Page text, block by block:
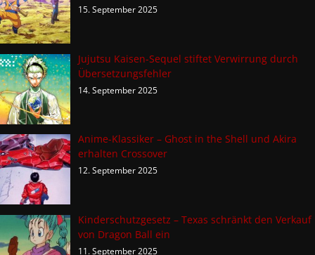
15. September 2025
Jujutsu Kaisen-Sequel stiftet Verwirrung durch
Übersetzungsfehler
14. September 2025
Anime-Klassiker – Ghost in the Shell und Akira
erhalten Crossover
12. September 2025
Kinderschutzgesetz – Texas schränkt den Verkauf
von Dragon Ball ein
11. September 2025